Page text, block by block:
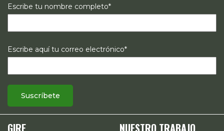
Escribe tu nombre completo*
Escribe aquí tu correo electrónico*
GIRE NUESTRO TRABAJO